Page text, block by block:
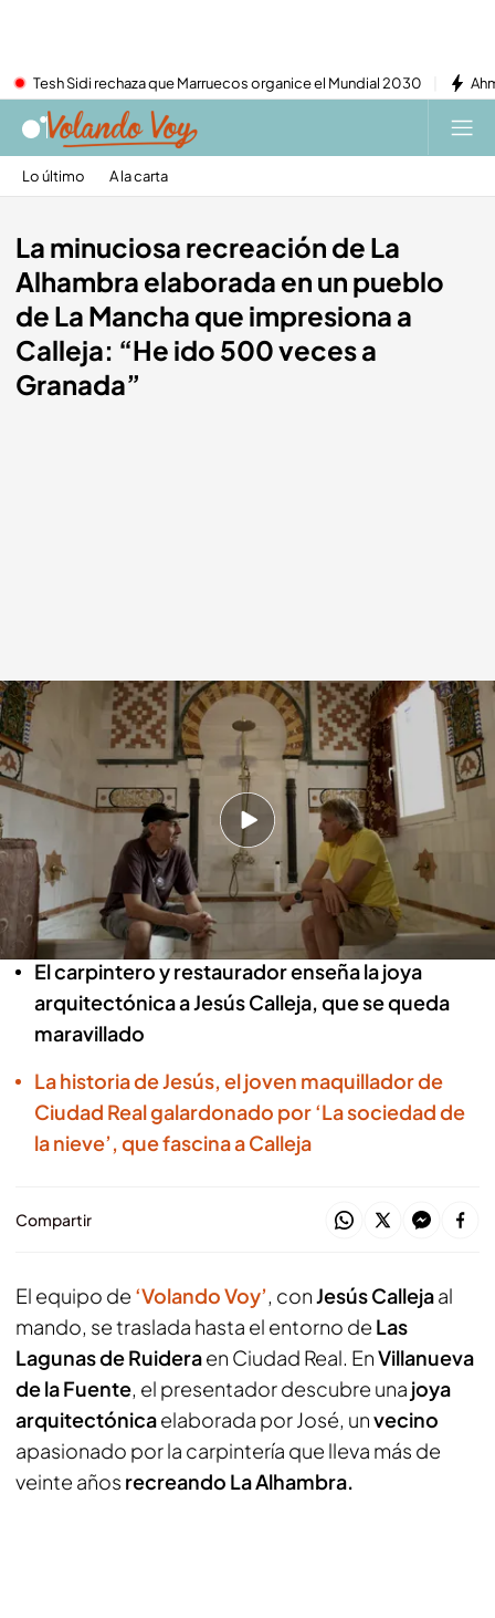
Tesh Sidi rechaza que Marruecos organice el Mundial 2030
Lo último A la carta
La minuciosa recreación de La
Alhambra elaborada en un pueblo
de La Mancha que impresiona a
Calleja: “He ido 500 veces a
Granada”
La minuciosa recreación de La Alhambra en el corazón de La Mancha.
VOLANDO VOY
Volando voy
03 OCT 2024 - 02:45h.
José es un vecino de Villanueva de la Fuente
que lleva más de veinte años recreando La
Alhambra de Granada
El carpintero y restaurador enseña la joya
arquitectónica a Jesús Calleja, que se queda
maravillado
La historia de Jesús, el joven maquillador de
Ciudad Real galardonado por ‘La sociedad de
la nieve’, que fascina a Calleja
Compartir
El equipo de ‘Volando Voy’, conJesús Callejaal
mando, se traslada hasta el entorno de Las
Lagunas de Ruideraen Ciudad Real. EnVillanueva
de la Fuente, el presentador descubre una joya
arquitectónicaelaborada por José, unvecino
apasionado por la carpintería que lleva más de
veinte años recreando La Alhambra.